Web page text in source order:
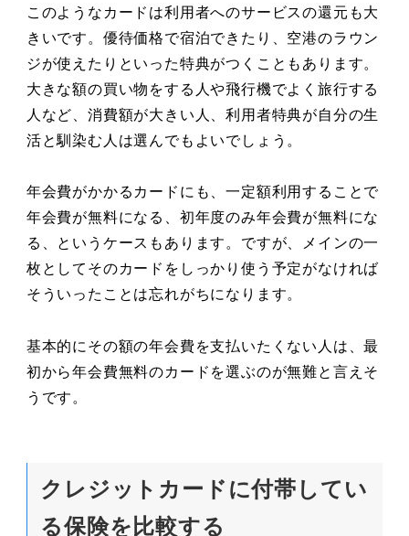
このようなカードは利用者へのサービスの還元も大
きいです。優待価格で宿泊できたり、空港のラウン
ジが使えたりといった特典がつくこともあります。
大きな額の買い物をする人や飛行機でよく旅行する
人など、消費額が大きい人、利用者特典が自分の生
活と馴染む人は選んでもよいでしょう。
年会費がかかるカードにも、一定額利用することで
年会費が無料になる、初年度のみ年会費が無料にな
る、というケースもあります。ですが、メインの一
枚としてそのカードをしっかり使う予定がなければ
そういったことは忘れがちになります。
基本的にその額の年会費を支払いたくない人は、最
初から年会費無料のカードを選ぶのが無難と言えそ
うです。
クレジットカードに付帯してい
る保険を比較する